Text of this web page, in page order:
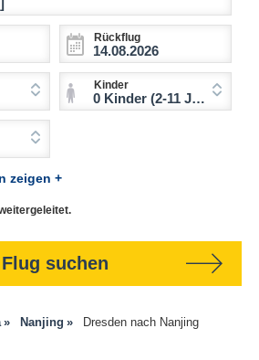
Rückflug
Kinder
0 Kinder (2-11 Jahre)
zeigen +
Flug suchen
Nanjing Dresden nach Nanjing